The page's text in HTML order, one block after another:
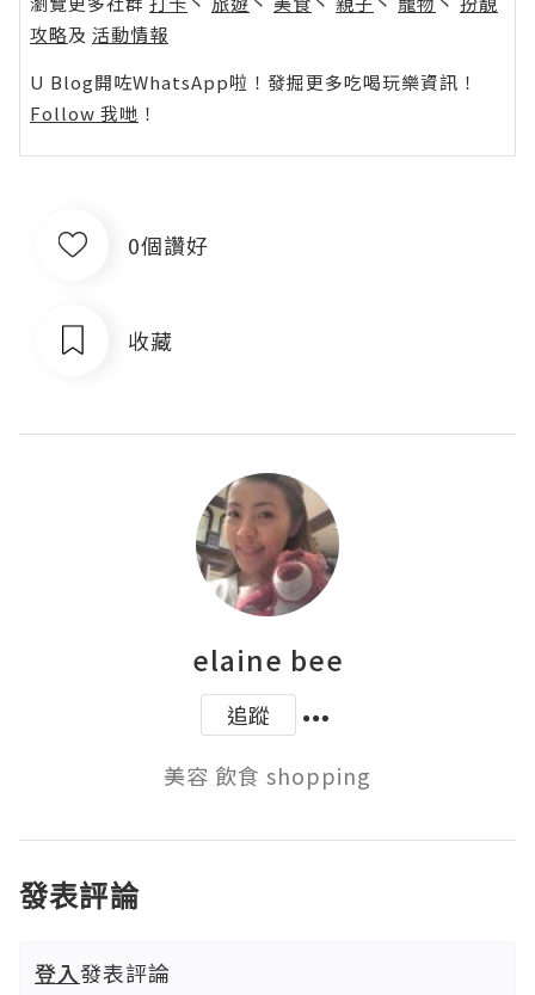
攻略及 活動情報
U Blog開咗WhatsApp啦！發掘更多吃喝玩樂資訊！
Follow 我哋 ！
0個讚好
收藏
elaine bee
追蹤
美容 飲食 shopping
發表評論
登入發表評論